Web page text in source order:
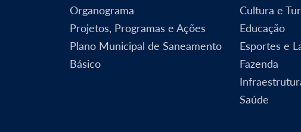
Organograma
Projetos, Programas e Ações
Plano Municipal de Saneamento
Básico
Cultura e
Educação
Esportes e
Fazenda
Saúde